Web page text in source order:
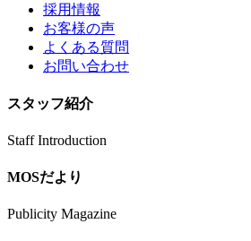
採用情報
お客様の声
よくある質問
お問い合わせ
スタッフ紹介
Staff Introduction
MOSだより
Publicity Magazine